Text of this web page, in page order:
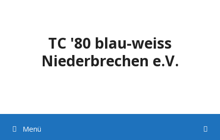
TC '80 blau-weiss
Niederbrechen e.V.
Menü